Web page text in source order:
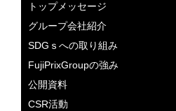
トップメッセージ
グループ会社紹介
SDGｓへの取り組み
FujiPrixGroupの強み
公開資料
CSR活動